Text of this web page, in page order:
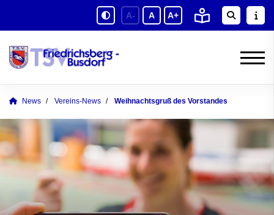
A- A A+
News Vereins-News Weihnachtsgruß des Vorstandes